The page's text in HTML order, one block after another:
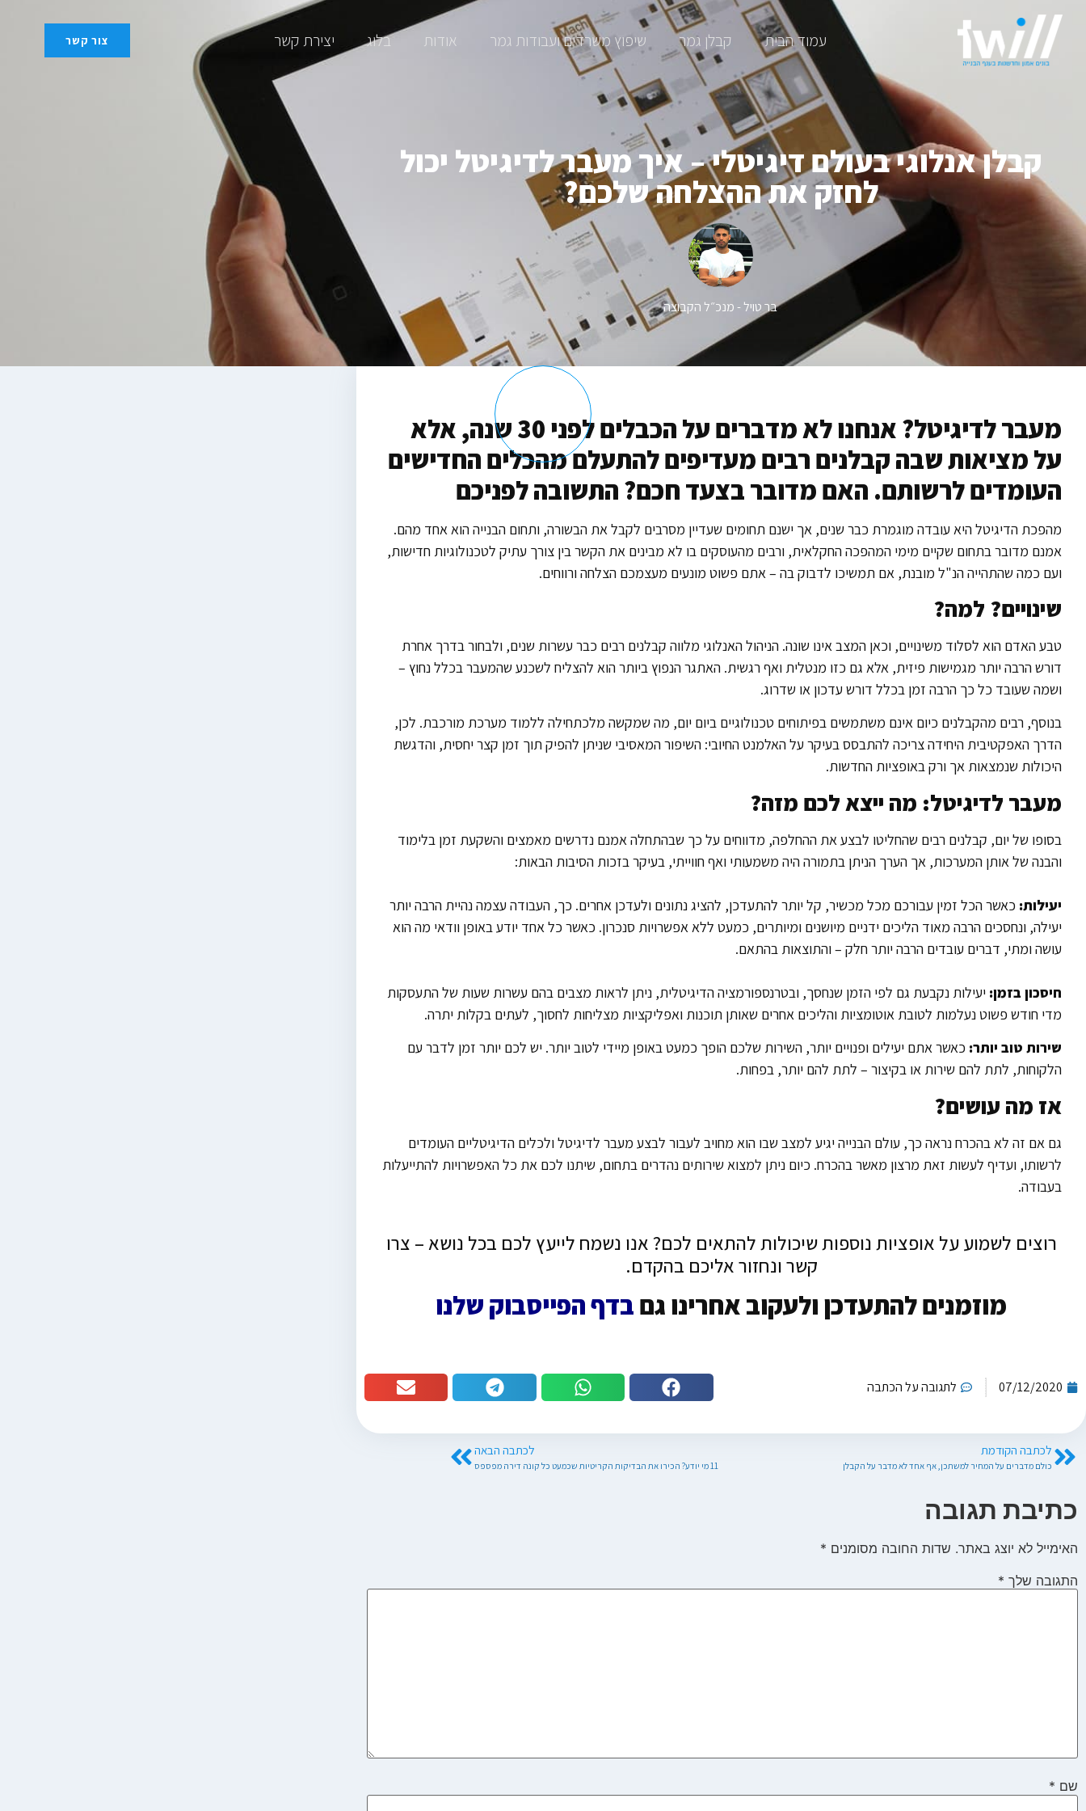
עמוד הבית קבלן גמר שיפוץ משרדים ועבודות גמר​ אודות בלוג יצירת קשר צור קשר
קבלן אנלוגי בעולם דיגיטלי – איך מעבר לדיגיטל יכול
לחזק את ההצלחה שלכם?
בר טויל - מנכ״ל הקבוצה
מעבר לדיגיטל? אנחנו לא מדברים על הכבלים לפני 30 שנה, אלא
על מציאות שבה קבלנים רבים מעדיפים להתעלם מהכלים החדישים
העומדים לרשותם. האם מדובר בצעד חכם? התשובה לפניכם
מהפכת הדיגיטל היא עובדה מוגמרת כבר שנים, אך ישנם תחומים שעדיין מסרבים לקבל את הבשורה, ותחום הבנייה הוא אחד מהם.
אמנם מדובר בתחום שקיים מימי המהפכה החקלאית, ורבים מהעוסקים בו לא מבינים את הקשר בין צורך עתיק לטכנולוגיות חדישות,
ועם כמה שהתהייה הנ"ל מובנת, אם תמשיכו לדבוק בה – אתם פשוט מונעים מעצמכם הצלחה ורווחים.
שינויים? למה?
טבע האדם הוא לסלוד משינויים, וכאן המצב אינו שונה. הניהול האנלוגי מלווה קבלנים רבים כבר עשרות שנים, ולבחור בדרך אחרת
דורש הרבה יותר מגמישות פיזית, אלא גם כזו מנטלית ואף רגשית. האתגר הנפוץ ביותר הוא להצליח לשכנע שהמעבר בכלל נחוץ –
ושמה שעובד כל כך הרבה זמן בכלל דורש עדכון או שדרוג.
בנוסף, רבים מהקבלנים כיום אינם משתמשים בפיתוחים טכנולוגיים ביום יום, מה שמקשה מלכתחילה ללמוד מערכת מורכבת. לכן,
הדרך האפקטיבית היחידה צריכה להתבסס בעיקר על האלמנט החיובי: השיפור המאסיבי שניתן להפיק תוך זמן קצר יחסית, והדגשת
היכולות שנמצאות אך ורק באופציות החדשות.
מעבר לדיגיטל: מה ייצא לכם מזה?
בסופו של יום, קבלנים רבים שהחליטו לבצע את ההחלפה, מדווחים על כך שבהתחלה אמנם נדרשים מאמצים והשקעת זמן בלימוד
והבנה של אותן המערכות, אך הערך הניתן בתמורה היה משמעותי ואף חווייתי, בעיקר בזכות הסיבות הבאות:
יעילות: כאשר הכל זמין עבורכם מכל מכשיר, קל יותר להתעדכן, להציג נתונים ולעדכן אחרים. כך, העבודה עצמה נהיית הרבה יותר
יעילה, ונחסכים הרבה מאוד הליכים ידניים מיושנים ומיותרים, כמעט ללא אפשרויות סנכרון. כאשר כל אחד יודע באופן וודאי מה הוא
עושה ומתי, דברים עובדים הרבה יותר חלק – והתוצאות בהתאם.
חיסכון בזמן: יעילות נקבעת גם לפי הזמן שנחסך, ובטרנספורמציה הדיגיטלית, ניתן לראות מצבים בהם עשרות שעות של התעסקות
מדי חודש פשוט נעלמות לטובת אוטומציות והליכים אחרים שאותן תוכנות ואפליקציות מצליחות לחסוך, לעתים בקלות יתרה.
שירות טוב יותר: כאשר אתם יעילים ופנויים יותר, השירות שלכם הופך כמעט באופן מיידי לטוב יותר. יש לכם יותר זמן לדבר עם
הלקוחות, לתת להם שירות או בקיצור – לתת להם יותר, בפחות.
אז מה עושים?
גם אם זה לא בהכרח נראה כך, עולם הבנייה יגיע למצב שבו הוא מחויב לעבור לבצע מעבר לדיגיטל ולכלים הדיגיטליים העומדים
לרשותו, ועדיף לעשות זאת מרצון מאשר בהכרח. כיום ניתן למצוא שירותים נהדרים בתחום, שיתנו לכם את כל האפשרויות להתייעלות
בעבודה.
רוצים לשמוע על אופציות נוספות שיכולות להתאים לכם? אנו נשמח לייעץ לכם בכל נושא – צרו
קשר ונחזור אליכם בהקדם.
מוזמנים להתעדכן ולעקוב אחרינו גםבדף הפייסבוק שלנו
07/12/2020 לתגובה על הכתבה
לכתבה הקודמת
כולם מדברים על המחיר למשתכן, אף אחד לא מדבר על הקבלן
לכתבה הבאה
11 מי יודע? הכירו את הבדיקות הקריטיות שכמעט כל קונה דירה מפספס
כתיבת תגובה
האימייל לא יוצג באתר. שדות החובה מסומנים *
התגובה שלך *
שם *